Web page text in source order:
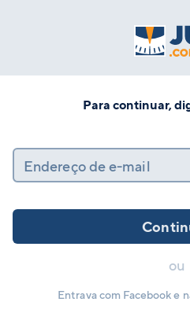
Para continuar,
Endereço de e-mail
ou
Entrava com Facebook e